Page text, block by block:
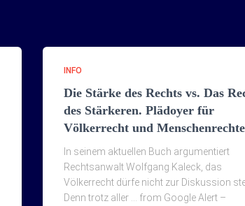
INFO
Die Stärke des Rechts vs. Das
des Stärkeren. Plädoyer für
Völkerrecht und Menschenrechte
In seinem aktuellen Buch argumentiert
Rechtsanwalt Wolfgang Kaleck, das
Völkerrecht dürfe nicht zur Diskussion
Denn trotz aller … from Google Alert –